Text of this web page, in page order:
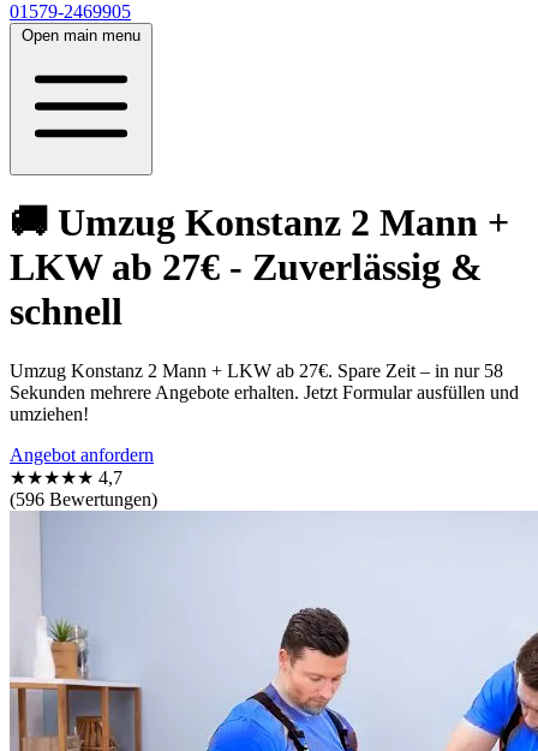
01579-2469905
Open main menu
🚚 Umzug Konstanz 2 Mann +
LKW ab 27€ - Zuverlässig &
schnell
Umzug Konstanz 2 Mann + LKW ab 27€. Spare Zeit – in nur 58
Sekunden mehrere Angebote erhalten. Jetzt Formular ausfüllen und
umziehen!
Angebot anfordern
★★★★★ 4,7
(596 Bewertungen)